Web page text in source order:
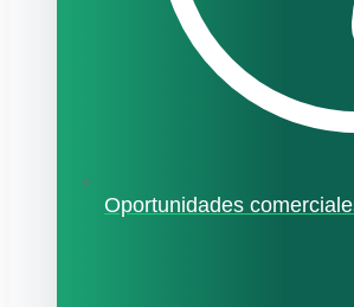
Oportunidades